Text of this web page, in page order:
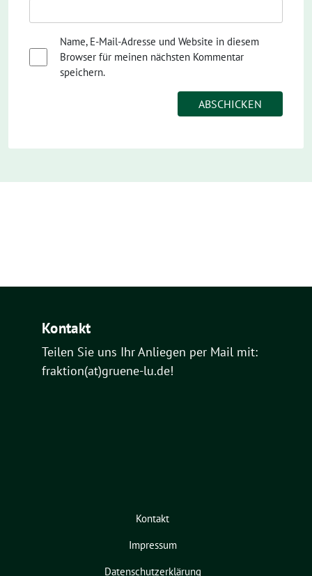
Name, E-Mail-Adresse und Website in diesem
Browser für meinen nächsten Kommentar
speichern.
Kontakt
Teilen Sie uns Ihr Anliegen per Mail mit:
fraktion(at)gruene-lu.de!
Kontakt
Impressum
Datenschutzerklärung